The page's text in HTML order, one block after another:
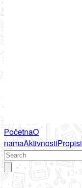
PočetnaO
namaAktivnostiPropisi